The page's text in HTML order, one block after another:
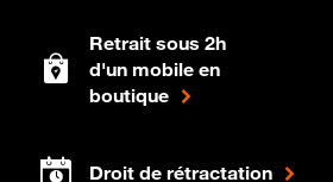
Retrait sous 2h
d'un mobile en
boutique
Droit de rétractation